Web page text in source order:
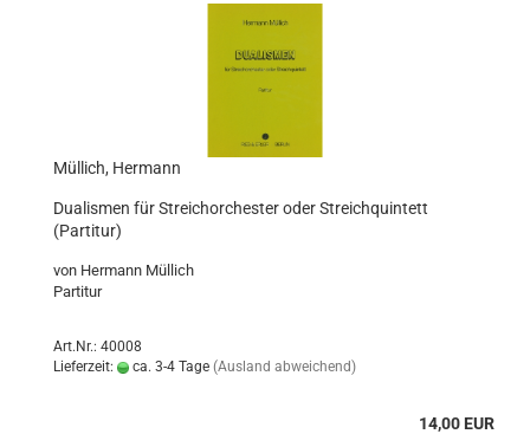
Müllich, Hermann
Dualismen für Streichorchester oder Streichquintett
(Partitur)
von Hermann Müllich
Partitur
Art.Nr.: 40008
Lieferzeit:
ca. 3-4 Tage (Ausland abweichend)
14,00 EUR